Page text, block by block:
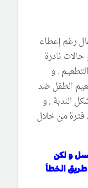
رغم إعطاء
نادرة
, و
الطفل ضد
الندبة , و
فترة من خلال
و لكن
الخطأ